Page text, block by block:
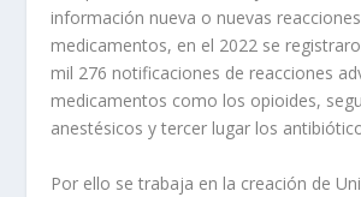
información nueva o nuevas
medicamentos, en el 2022 se
mil 276 notificaciones de reacciones
medicamentos como los opioides,
anestésicos y tercer lugar los
Por ello se trabaja en la creación de